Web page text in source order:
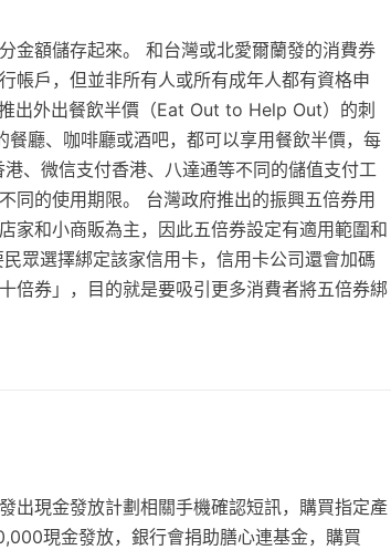
金額儲存起來。 和台灣或北愛爾蘭發的消費券
帳戶，但並非所有人或所有成年人都有資格申
出外出餐飲半價（Eat Out to Help Out）的刺
廳、咖啡廳或酒吧，都可以享用餐飲半價，每
、微信支付香港、八達通等不同的儲值支付工
同的使用期限。 台灣政府推出的振興五倍券用
家和小商販為主，因此五倍券設定有適用範圍和
眾選擇綁定該家信用卡，信用卡公司還會加碼
倍券」，目的就是要吸引更多消費者將五倍券綁
出現金發放計劃相關手機確認短訊，購買指定產
現金發放，銀行會捐助膳心連基金，購買